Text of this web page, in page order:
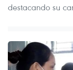
destacando su